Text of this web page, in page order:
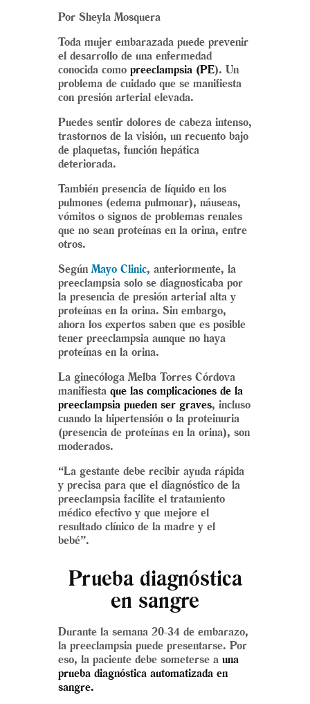
Por Sheyla Mosquera
Toda mujer embarazada puede prevenir
el desarrollo de una enfermedad
conocida como preeclampsia (PE). Un
problema de cuidado que se manifiesta
con presión arterial elevada.
Puedes sentir dolores de cabeza intenso,
trastornos de la visión, un recuento bajo
de plaquetas, función hepática
deteriorada.
También presencia de líquido en los
pulmones (edema pulmonar), náuseas,
vómitos o signos de problemas renales
que no sean proteínas en la orina, entre
otros.
SegúnMayo Clinic, anteriormente, la
preeclampsia solo se diagnosticaba por
la presencia de presión arterial alta y
proteínas en la orina. Sin embargo,
ahora los expertos saben que es posible
tener preeclampsia aunque no haya
proteínas en la orina.
La ginecóloga Melba Torres Córdova
manifiesta que las complicaciones de la
preeclampsia pueden ser graves, incluso
cuando la hipertensión o la proteinuria
(presencia de proteínas en la orina), son
moderados.
“La gestante debe recibir ayuda rápida
y precisa para que el diagnóstico de la
preeclampsia facilite el tratamiento
médico efectivo y que mejore el
resultado clínico de la madre y el
bebé”.
Prueba diagnóstica
en sangre
Durante la semana 20-34 de embarazo,
la preeclampsia puede presentarse. Por
eso, la paciente debe someterse a una
prueba diagnóstica automatizada en
sangre.